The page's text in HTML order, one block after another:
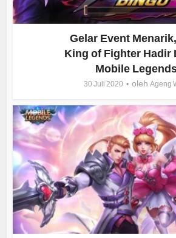
Gelar Event
King of Fighter Hadir
Mobile
30 Juli 2020 oleh Ageng